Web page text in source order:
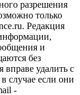
разрешения
только
Редакция
и
без
вправе удалить с
случае если они
-